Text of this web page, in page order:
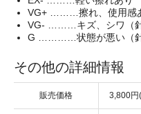
VG+ ………擦れ、使用感
VG- ………キズ、シワ（針
G …………状態が悪い（針
その他の詳細情報
販売価格 3,800円